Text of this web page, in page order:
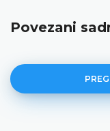
Povezani